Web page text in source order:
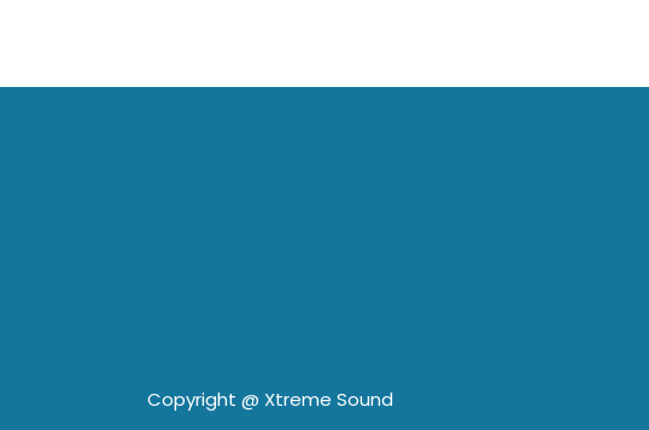
Copyright @ Xtreme Sound